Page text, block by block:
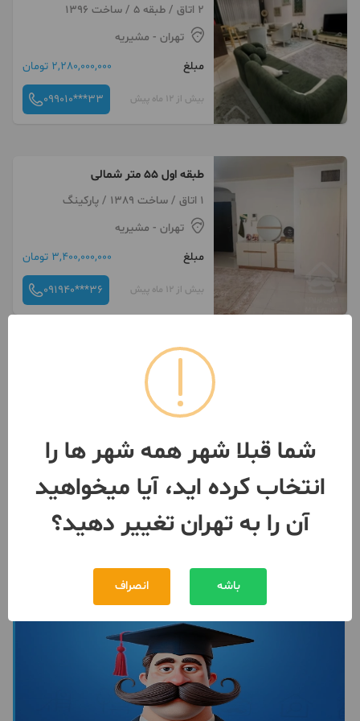
2 اتاق / طبقه 5 / ساخت 1396
تهران - مشیریه
مبلغ
2,280,000,000 تومان
بیش از 12 ماه پیش 099010***33
طبقه اول ۵۵ متر شمالی
1 اتاق / ساخت 1389 / پارکینگ
تهران - مشیریه
مبلغ
3,400,000,000 تومان
بیش از 12 ماه پیش 091940***36
بالکن اسانسور انباری
تهران
مبلغ
3,400,000,000 تومان
بیش از 12 ماه پیش 093915***66
شما قبلا شهر همه شهر ها را
انتخاب کرده اید، آیا میخواهید
آن را به تهران تغییر دهید؟
باشه انصراف